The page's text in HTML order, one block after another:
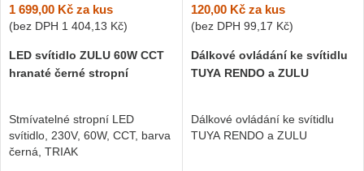
1 699,00 Kč za kus
(bez DPH 1 404,13 Kč)
LED svítidlo ZULU 60W CCT
hranaté černé stropní
Stmívatelné stropní LED
svítidlo, 230V, 60W, CCT, barva
černá, TRIAK
120,00 Kčza kus
(bez DPH 99,17 Kč)
Dálkové ovládání ke svítidlu
TUYA RENDO a ZULU
Dálkové ovládání ke svítidlu
TUYA RENDO a ZULU